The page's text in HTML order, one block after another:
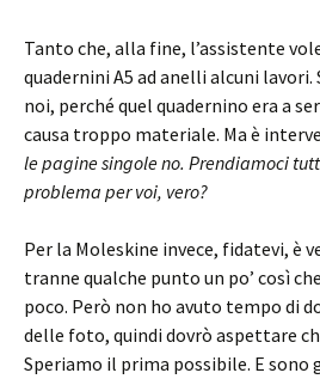
Tanto che, alla fine, l’assistente
quadernini A5 ad anelli alcuni
noi, perché quel quadernino era a
causa troppo materiale. Ma è
le pagine singole no. Prendiamoci
problema per voi, vero?
Per la Moleskine invece, fidatevi, è
tranne qualche punto un po’ così
poco. Però non ho avuto tempo di
delle foto, quindi dovrò aspettare
Speriamo il prima possibile. E sono